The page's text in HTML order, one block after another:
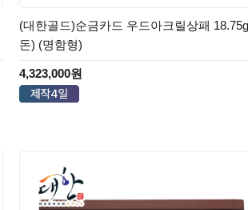
(대한골드)순금카드 우드아크릴상패
돈) (명함형)
4,323,000원